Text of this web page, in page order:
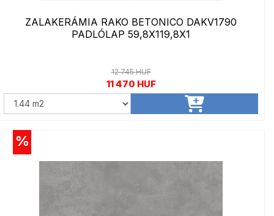
ZALAKERÁMIA RAKO BETONICO DAKV1790
PADLÓLAP 59,8X119,8X1
12 745 HUF
11 470 HUF
%